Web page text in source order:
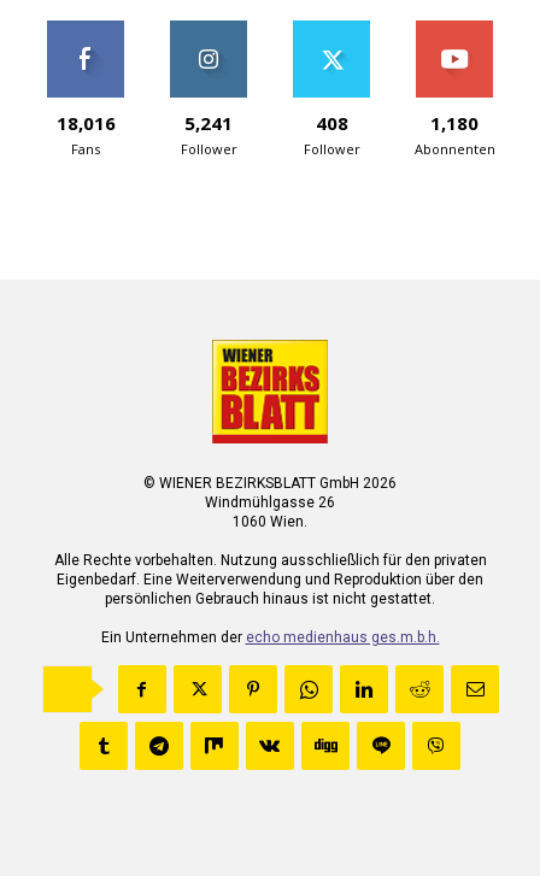
18,016
Fans
5,241
Follower
408
Follower
1,180
Abonnenten
© WIENER BEZIRKSBLATT GmbH 2026
Windmühlgasse 26
1060 Wien.
Alle Rechte vorbehalten. Nutzung ausschließlich für den privaten
Eigenbedarf. Eine Weiterverwendung und Reproduktion über den
persönlichen Gebrauch hinaus ist nicht gestattet.
Ein Unternehmen der echo medienhaus ges.m.b.h.